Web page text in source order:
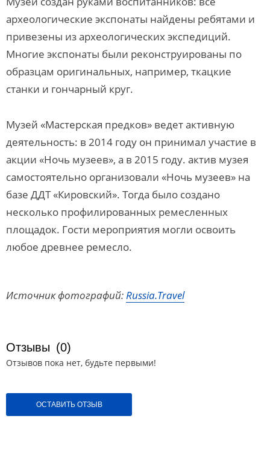
археологические экспонаты найдены ребятами и
привезены из археологических экспедиций.
Многие экспонаты были реконструированы по
образцам оригинальных, например, ткацкие
станки и гончарный круг.
Музей «Мастерская предков» ведет активную
деятельность: в 2014 году он принимал участие в
акции «Ночь музеев», а в 2015 году. актив музея
самостоятельно организовали «Ночь музеев» на
базе ДДТ «Кировский». Тогда было создано
несколько профилированных ремесленных
площадок. Гости мероприятия могли освоить
любое древнее ремесло.
Источник фотографий:Russia.Travel
Отзывы (0)
Отзывов пока нет, будьте первыми!
ОСТАВИТЬ ОТЗЫВ